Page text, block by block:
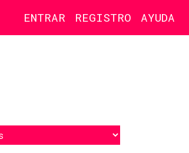
ENTRAR REGISTRO AYUDA